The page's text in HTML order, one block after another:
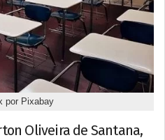
por Pixabay
Oliveira de Santana,